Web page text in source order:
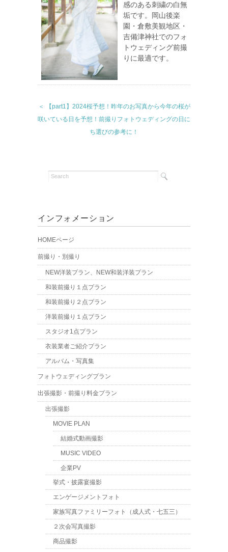
感のある刺繍の白無
垢です。岡山後楽
園・倉敷美観地区・
吉備津神社でのフォ
トウェディング前撮
りに最適です。
＜ 【part1】2024桜予想！昨年のお写真から今年の桜が
咲いている日を予想！前撮りフォトウェディングの日に
ち選びの参考に！
インフォメーション
HOMEページ
前撮り・別撮り
NEW洋装プラン、NEW和装洋装プラン
和装前撮り１点プラン
和装前撮り２点プラン
洋装前撮り１点プラン
スタジオ1点プラン
衣装業者ご紹介プラン
アルバム・写真集
フォトウェディングプラン
出張撮影・前撮り料金プラン
出張撮影
MOVIE PLAN
結婚式動画撮影
MUSIC VIDEO
企業PV
挙式・披露宴撮影
エンゲージメントフォト
家族写真ファミリーフォト（成人式・七五三）
２次会写真撮影
商品撮影